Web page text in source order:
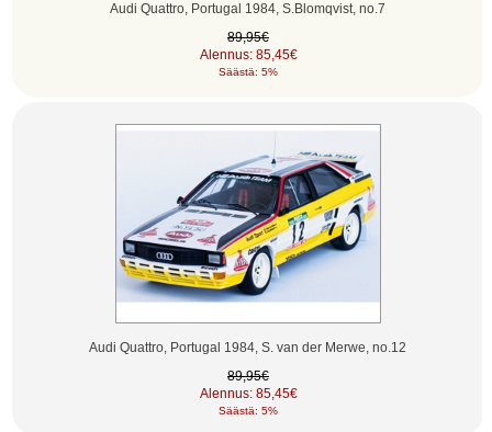
Audi Quattro, Portugal 1984, S.Blomqvist, no.7
89,95€
Alennus: 85,45€
Säästä: 5%
Audi Quattro, Portugal 1984, S. van der Merwe, no.12
89,95€
Alennus: 85,45€
Säästä: 5%